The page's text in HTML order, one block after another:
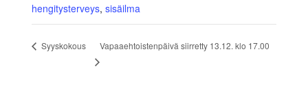
hengitysterveys, sisäilma
Syyskokous Vapaaehtoistenpäivä siirretty 13.12. klo 17.00